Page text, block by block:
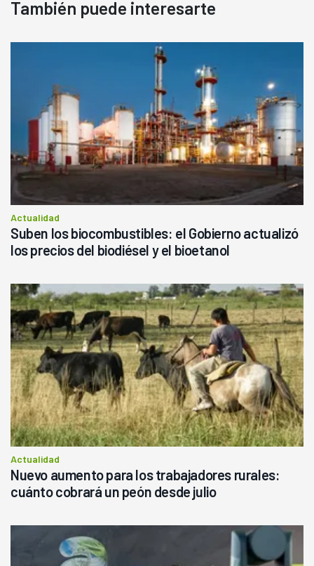
También puede interesarte
Actualidad
Suben los biocombustibles: el Gobierno actualizó
los precios del biodiésel y el bioetanol
Actualidad
Nuevo aumento para los trabajadores rurales:
cuánto cobrará un peón desde julio